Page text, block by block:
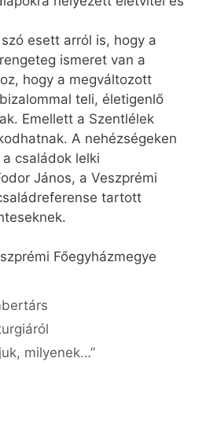
esett arról is, hogy a
ismeret van a
hogy a megváltozott
teli, életigenlő
Emellett a Szentlélek
A nehézségeken
családok lelki
János, a Veszprémi
tartott
Főegyházmegye
milyenek…”